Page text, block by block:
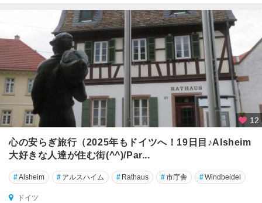
ト
エ
ッ
セ
ン
ー
ベ
バ
ッ
12
心の安らぎ旅行（2025年もドイツへ！19日目♪Alsheim
大好きな人達が住む街(^^)/Par...
#Alsheim # アルスハイム # Rathaus #市庁舎 #Windbeidel
ドイツ